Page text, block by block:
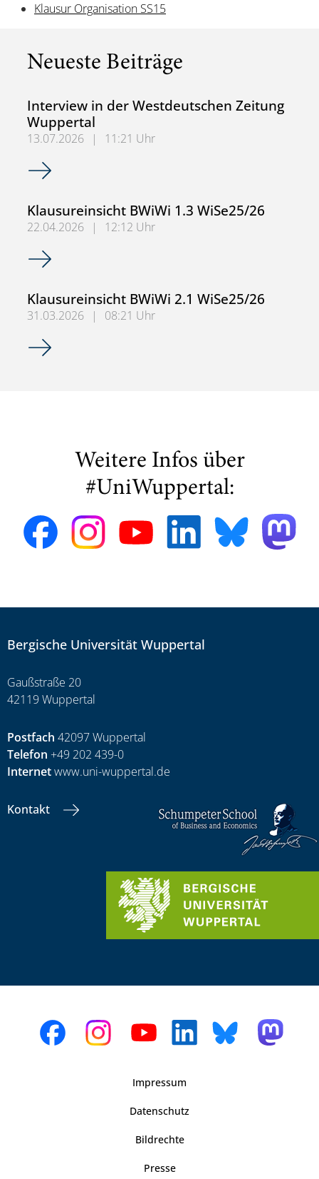
Klausur Organisation SS15
Neueste Beiträge
Interview in der Westdeutschen Zeitung
Wuppertal
13.07.2026 |
11:21 Uhr
Interview in der Westdeutschen Zeitung Wuppertal
Klausureinsicht BWiWi 1.3 WiSe25/26
22.04.2026 |
12:12 Uhr
Klausureinsicht BWiWi 1.3 WiSe25/26
Klausureinsicht BWiWi 2.1 WiSe25/26
31.03.2026 |
08:21 Uhr
Klausureinsicht BWiWi 2.1 WiSe25/26
Weitere Infos über
#UniWuppertal:
Bergische Universität Wuppertal
Gaußstraße 20
42119 Wuppertal
Postfach 42097 Wuppertal
Telefon +49 202 439-0
Internetwww.uni-wuppertal.de
Kontakt
Impressum
Datenschutz
Bildrechte
Presse